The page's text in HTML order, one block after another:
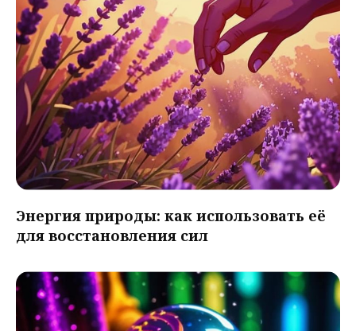
Энергия природы: как использовать её
для восстановления сил